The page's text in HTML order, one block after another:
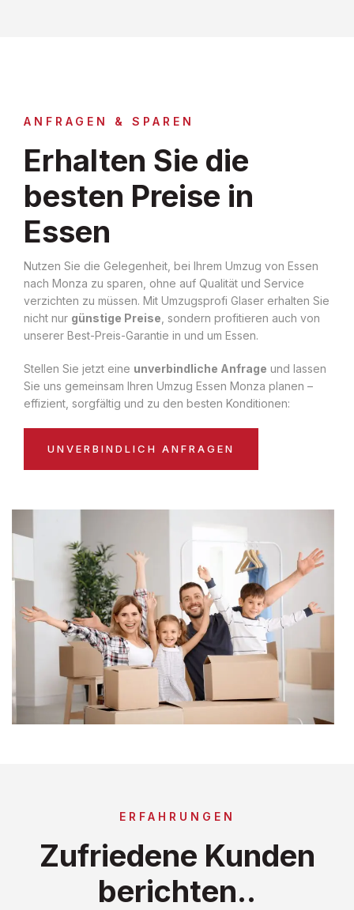
ANFRAGEN & SPAREN
Erhalten Sie die
besten Preise in
Essen
Nutzen Sie die Gelegenheit, bei Ihrem Umzug von Essen
nach Monza zu sparen, ohne auf Qualität und Service
verzichten zu müssen. Mit Umzugsprofi Glaser erhalten Sie
nicht nur günstige Preise , sondern profitieren auch von
unserer Best-Preis-Garantie in und um Essen.
Stellen Sie jetzt eine unverbindliche Anfrage und lassen
Sie uns gemeinsam Ihren Umzug Essen Monza planen –
effizient, sorgfältig und zu den besten Konditionen:
UNVERBINDLICH ANFRAGEN
ERFAHRUNGEN
Zufriedene Kunden
berichten..